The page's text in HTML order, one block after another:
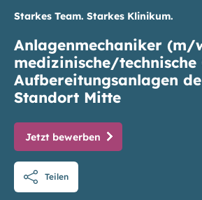
Starkes Team. Starkes Klinikum.
Anlagenmechaniker
medizinische/technische
Aufbereitungsanlagen
Standort Mitte
Jetzt bewerben
Teilen